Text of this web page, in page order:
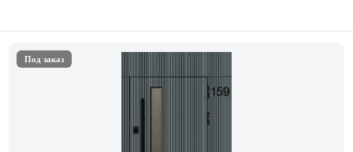
Под заказ